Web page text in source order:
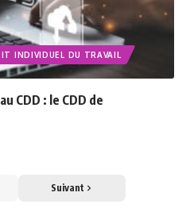
INDIVIDUEL DU TRAVAIL
CDD : le CDD de
Suivant